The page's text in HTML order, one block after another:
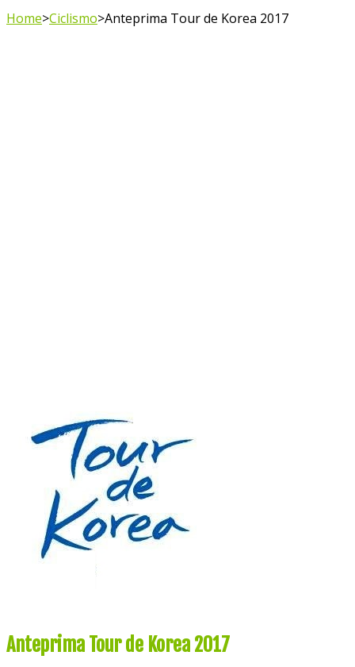
Home>Ciclismo>Anteprima Tour de Korea 2017
Anteprima Tour de Korea 2017